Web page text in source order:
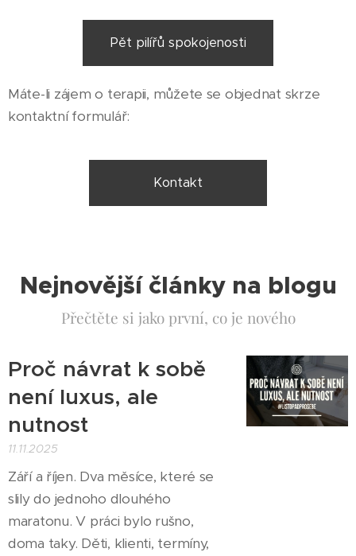
Pět pilířů spokojenosti
Máte-li zájem o terapii, můžete se objednat skrze
kontaktní formulář:
Kontakt
Nejnovější články na blogu
Přečtěte si jako první, co je nového
Proč návrat k sobě
není luxus, ale
nutnost
11.11.2025
Září a říjen. Dva měsíce, které se
slily do jednoho dlouhého
maratonu. V práci bylo rušno,
doma taky. Děti, klienti, termíny,